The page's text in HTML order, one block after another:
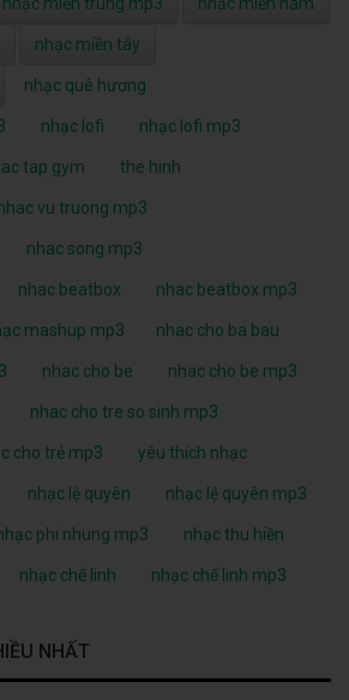
nhạc miền tây
nhạc quê hương
nhạc lofi nhạc lofi mp3
tap gym the hinh
vu truong mp3
nhac song mp3
nhac beatbox nhac beatbox mp3
mashup mp3 nhac cho ba bau
nhac cho be nhac cho be mp3
nhac cho tre so sinh mp3
cho trẻ mp3 yêu thích nhạc
nhạc lệ quyên nhạc lệ quyên mp3
phi nhung mp3 nhạc thu hiền
nhạc chế linh nhạc chế linh mp3
NHẤT